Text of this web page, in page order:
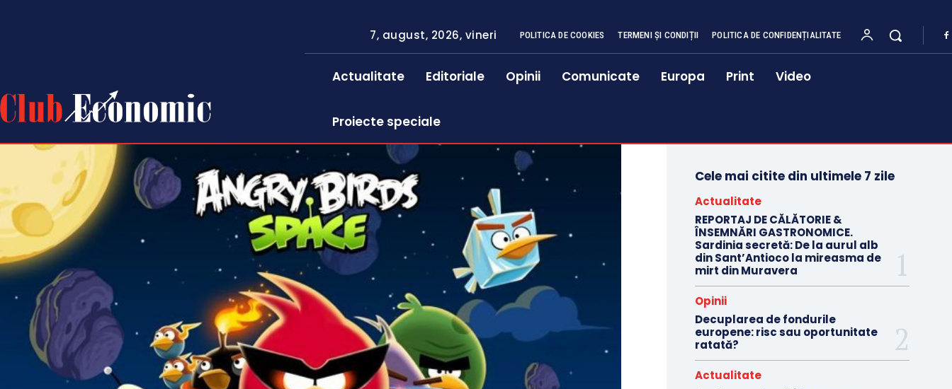
7, august, 2026, vineri POLITICA DE COOKIES TERMENI ȘI CONDIȚII POLITICA DE CONFIDENȚIALITATE
Actualitate Editoriale Opinii Comunicate Europa Print Video
Proiecte speciale
Cele mai citite din ultimele 7 zile
Actualitate
REPORTAJ DE CĂLĂTORIE &
ÎNSEMNĂRI GASTRONOMICE.
Sardinia secretă: De la aurul alb
din Sant’Antioco la mireasma de
mirt din Muravera
Opinii
Decuplarea de fondurile
europene: risc sau oportunitate
ratată?
Actualitate